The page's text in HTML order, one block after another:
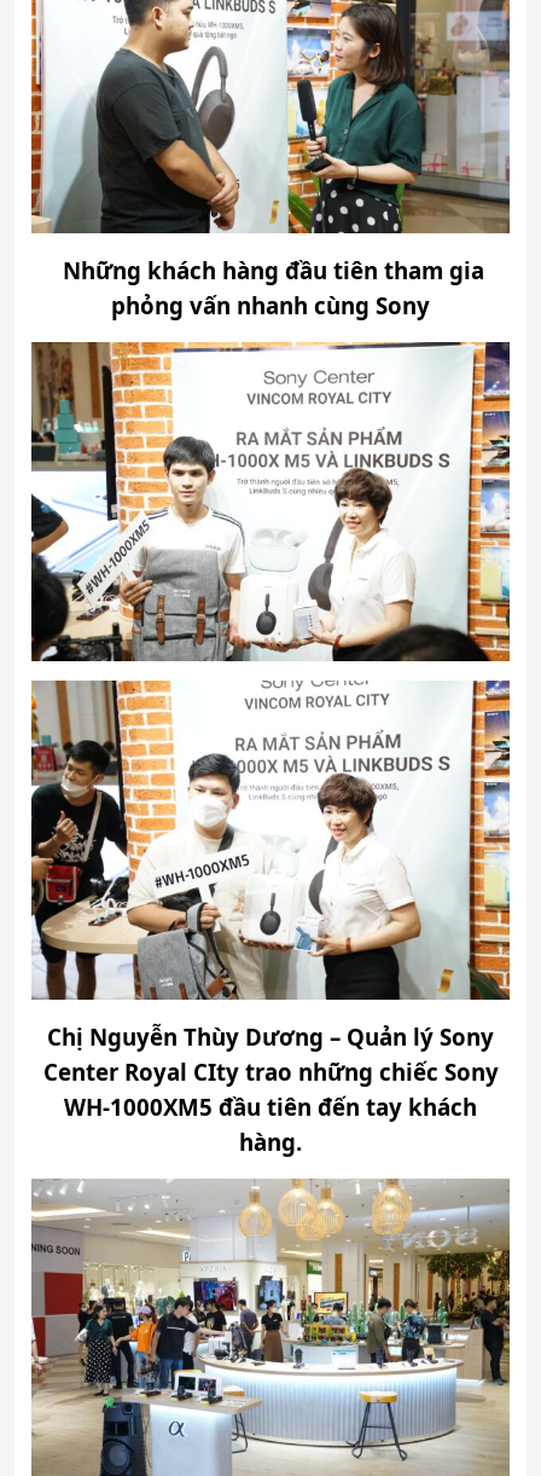
Những khách hàng đầu tiên tham gia
phỏng vấn nhanh cùng Sony
Chị Nguyễn Thùy Dương – Quản lý Sony
Center Royal CIty trao những chiếc Sony
WH-1000XM5 đầu tiên đến tay khách
hàng.